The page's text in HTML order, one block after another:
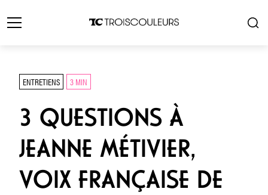
ENTRETIENS 3 MIN
3 QUESTIONS À
JEANNE MÉTIVIER,
VOIX FRANÇAISE DE